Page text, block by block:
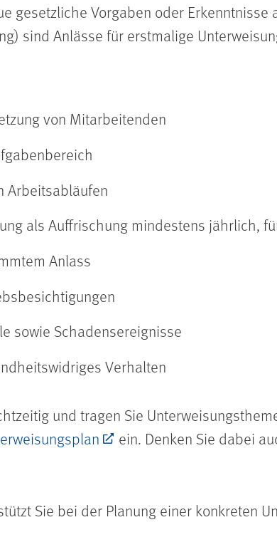
gesetzliche Vorgaben oder Erkenntnisse
) sind Anlässe für erstmalige
von Mitarbeitenden
Arbeitsabläufen
als Auffrischung mindestens jährlich,
Anlass
sowie Schadensereignisse
Verhalten
und tragen Sie
ein. Denken Sie dabei
Sie bei der Planung einer konkreten